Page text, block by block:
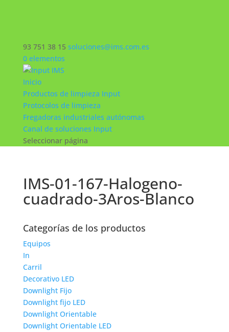
93 751 38 15 soluciones@ims.com.es
0 elementos
Inicio
Productos de limpieza Input
Protocolos de limpieza
Fregadoras industriales autónomas
Canal de soluciones Input
Seleccionar página
IMS-01-167-Halogeno-
cuadrado-3Aros-Blanco
Categorías de los productos
Equipos
In
Carril
Decorativo LED
Downlight Fijo
Downlight fijo LED
Downlight Orientable
Downlight Orientable LED